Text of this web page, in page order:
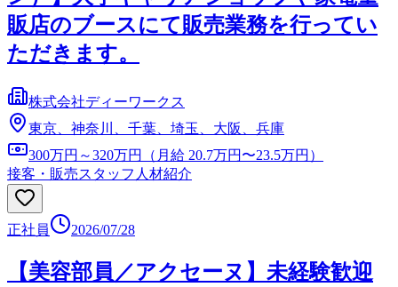
販店のブースにて販売業務を行ってい
ただきます。
株式会社ディーワークス
東京、神奈川、千葉、埼玉、大阪、兵庫
300万円～320万円（月給 20.7万円〜23.5万円）
接客・販売スタッフ 人材紹介
正社員 2026/07/28
【美容部員／アクセーヌ】未経験歓迎